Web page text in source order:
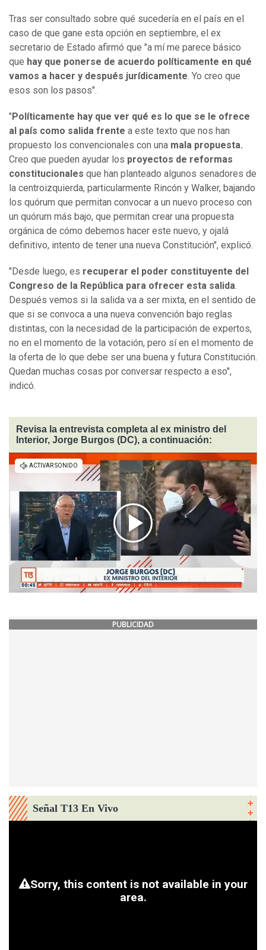
Tras ser consultado sobre qué sucedería en el país en el
caso de que gane esta opción en septiembre, el ex
secretario de Estado afirmó que "a mí me parece básico
que hay que ponerse de acuerdo políticamente en qué
vamos a hacer y después jurídicamente. Yo creo que
esos son los pasos".
" Políticamente hay que ver qué es lo que se le ofrece
al país como salida frente a este texto que nos han
propuesto los convencionales con una mala propuesta.
Creo que pueden ayudar los proyectos de reformas
constitucionales que han planteado algunos senadores de
la centroizquierda, particularmente Rincón y Walker, bajando
los quórum que permitan convocar a un nuevo proceso con
un quórum más bajo, que permitan crear una propuesta
orgánica de cómo debemos hacer este nuevo, y ojalá
definitivo, intento de tener una nueva Constitución", explicó.
"Desde luego, es recuperar el poder constituyente del
Congreso de la República para ofrecer esta salida.
Después vemos si la salida va a ser mixta, en el sentido de
que si se convoca a una nueva convención bajo reglas
distintas, con la necesidad de la participación de expertos,
no en el momento de la votación, pero sí en el momento de
la oferta de lo que debe ser una buena y futura Constitución.
Quedan muchas cosas por conversar respecto a eso",
indicó.
Revisa la entrevista completa al ex ministro del
Interior, Jorge Burgos (DC), a continuación:
PUBLICIDAD
Señal T13 En Vivo